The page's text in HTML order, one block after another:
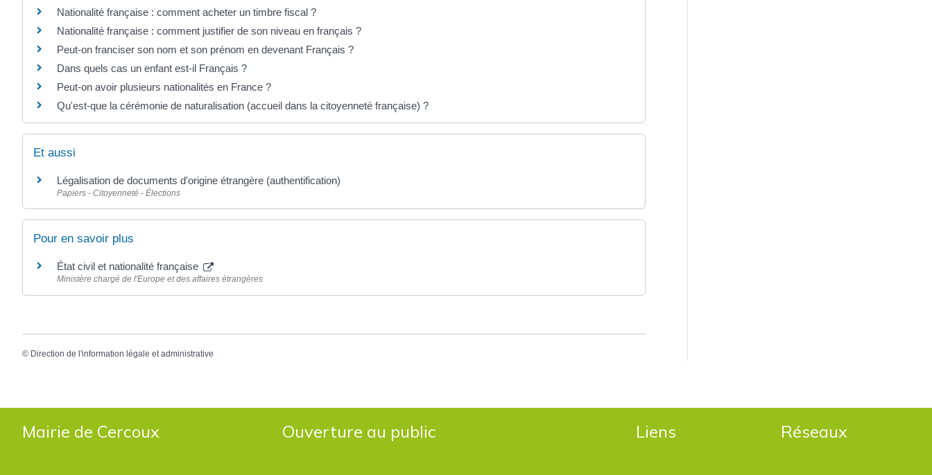
Nationalité française : comment acheter un timbre fiscal ?
Nationalité française : comment justifier de son niveau en français ?
Peut-on franciser son nom et son prénom en devenant Français ?
Dans quels cas un enfant est-il Français ?
Peut-on avoir plusieurs nationalités en France ?
Qu'est-que la cérémonie de naturalisation (accueil dans la citoyenneté française) ?
Et aussi
Légalisation de documents d'origine étrangère (authentification)
Papiers - Citoyenneté - Élections
Pour en savoir plus
État civil et nationalité française
Ministère chargé de l'Europe et des affaires étrangères
© Direction de l'information légale et administrative
Mairie de Cercoux Ouverture au public Liens Réseaux